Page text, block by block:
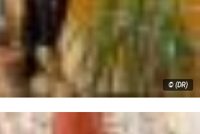
© (DR)